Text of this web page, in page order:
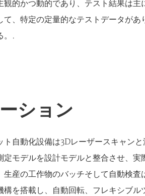
観的かつ動的であり、テスト結果は
て、特定の定量的なテストデータが
。.
ション
ト自動化設備は3Dレーザースキャン
定モデルを設計モデルと整合させ、
生産の工作物のバッチそして自動検
構を搭載し、自動回転、フレキシブ